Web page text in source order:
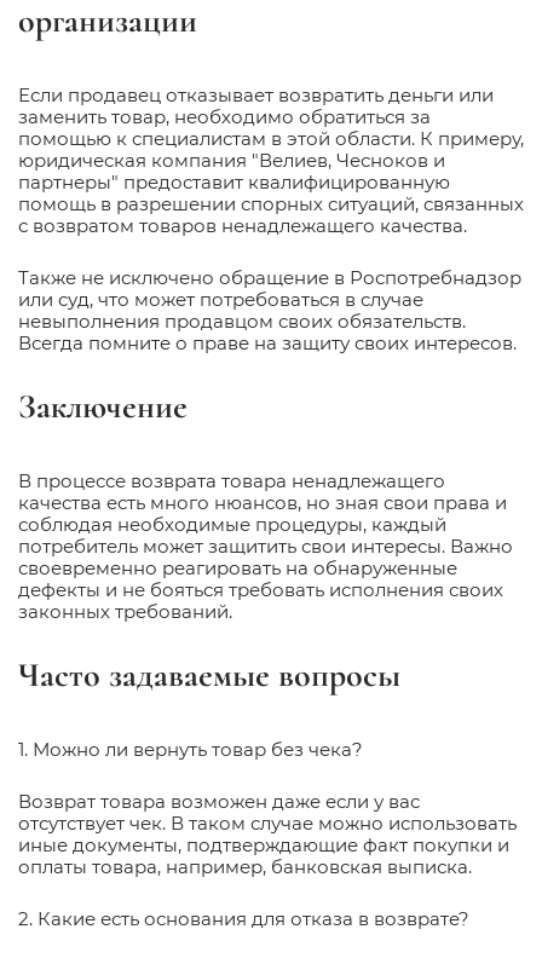
организации
Если продавец отказывает возвратить деньги или
заменить товар, необходимо обратиться за
помощью к специалистам в этой области. К примеру,
юридическая компания "Велиев, Чесноков и
партнеры" предоставит квалифицированную
помощь в разрешении спорных ситуаций, связанных
с возвратом товаров ненадлежащего качества.
Также не исключено обращение в Роспотребнадзор
или суд, что может потребоваться в случае
невыполнения продавцом своих обязательств.
Всегда помните о праве на защиту своих интересов.
Заключение
В процессе возврата товара ненадлежащего
качества есть много нюансов, но зная свои права и
соблюдая необходимые процедуры, каждый
потребитель может защитить свои интересы. Важно
своевременно реагировать на обнаруженные
дефекты и не бояться требовать исполнения своих
законных требований.
Часто задаваемые вопросы
1. Можно ли вернуть товар без чека?
Возврат товара возможен даже если у вас
отсутствует чек. В таком случае можно использовать
иные документы, подтверждающие факт покупки и
оплаты товара, например, банковская выписка.
2. Какие есть основания для отказа в возврате?